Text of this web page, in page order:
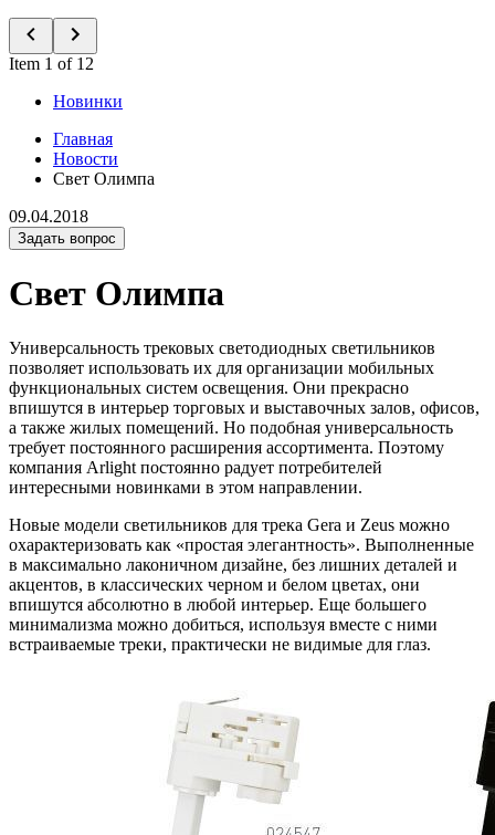
Item 1 of 12
Новинки
Главная
Новости
Свет Олимпа
09.04.2018
Задать вопрос
Свет Олимпа
Универсальность трековых светодиодных светильников
позволяет использовать их для организации мобильных
функциональных систем освещения. Они прекрасно
впишутся в интерьер торговых и выставочных залов, офисов,
а также жилых помещений. Но подобная универсальность
требует постоянного расширения ассортимента. Поэтому
компания Arlight постоянно радует потребителей
интересными новинками в этом направлении.
Новые модели светильников для трека Gera и Zeus можно
охарактеризовать как «простая элегантность». Выполненные
в максимально лаконичном дизайне, без лишних деталей и
акцентов, в классических черном и белом цветах, они
впишутся абсолютно в любой интерьер. Еще большего
минимализма можно добиться, используя вместе с ними
встраиваемые треки, практически не видимые для глаз.